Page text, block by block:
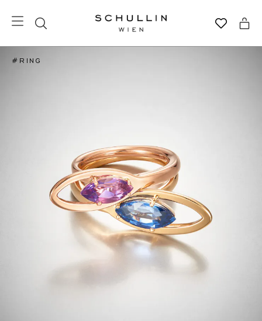
#RING